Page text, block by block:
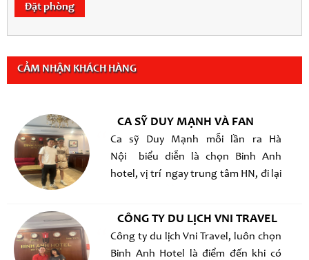
Đặt phòng
CẢM NHẬN KHÁCH HÀNG
CA SỸ DUY MẠNH VÀ FAN
Ca sỹ Duy Mạnh mỗi lần ra Hà
Nội biểu diễn là chọn Binh Anh
hotel, vị trí ngay trung tâm HN, đi lại
CÔNG TY DU LỊCH VNI TRAVEL
Công ty du lịch Vni Travel, luôn chọn
Binh Anh Hotel là điểm đến khi có